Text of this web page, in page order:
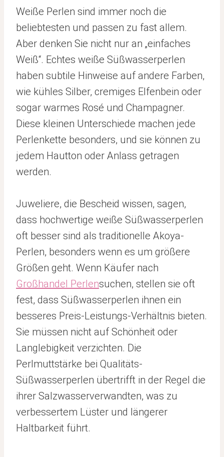
Weiße Perlen sind immer noch die
beliebtesten und passen zu fast allem.
Aber denken Sie nicht nur an „einfaches
Weiß“. Echtes weiße Süßwasserperlen
haben subtile Hinweise auf andere Farben,
wie kühles Silber, cremiges Elfenbein oder
sogar warmes Rosé und Champagner.
Diese kleinen Unterschiede machen jede
Perlenkette besonders, und sie können zu
jedem Hautton oder Anlass getragen
werden.
Juweliere, die Bescheid wissen, sagen,
dass hochwertige weiße Süßwasserperlen
oft besser sind als traditionelle Akoya-
Perlen, besonders wenn es um größere
Größen geht. Wenn Käufer nach
Großhandel Perlensuchen, stellen sie oft
fest, dass Süßwasserperlen ihnen ein
besseres Preis-Leistungs-Verhältnis bieten.
Sie müssen nicht auf Schönheit oder
Langlebigkeit verzichten. Die
Perlmuttstärke bei Qualitäts-
Süßwasserperlen übertrifft in der Regel die
ihrer Salzwasserverwandten, was zu
verbessertem Lüster und längerer
Haltbarkeit führt.